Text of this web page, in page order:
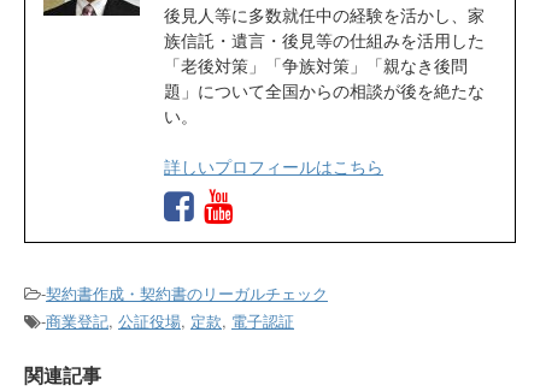
後見人等に多数就任中の経験を活かし、家
族信託・遺言・後見等の仕組みを活用した
「老後対策」「争族対策」「親なき後問
題」について全国からの相談が後を絶たな
い。
詳しいプロフィールはこちら
-契約書作成・契約書のリーガルチェック
-商業登記, 公証役場, 定款, 電子認証
関連記事